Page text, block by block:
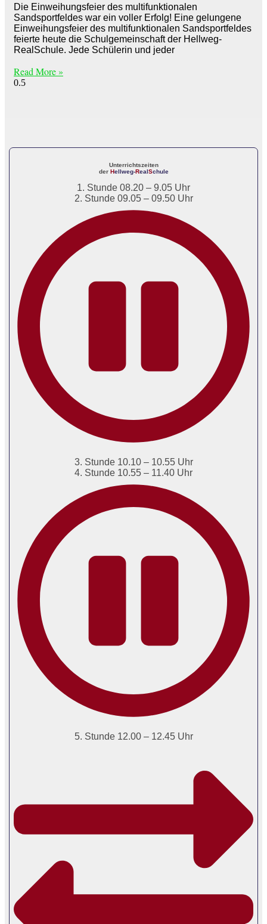
Die Einweihungsfeier des multifunktionalen
Sandsportfeldes war ein voller Erfolg! Eine gelungene
Einweihungsfeier des multifunktionalen Sandsportfeldes
feierte heute die Schulgemeinschaft der Hellweg-
RealSchule. Jede Schülerin und jeder
Read More »
Unterrichtszeiten
der Hellweg-RealSchule
1. Stunde 08.20 – 9.05 Uhr
2. Stunde 09.05 – 09.50 Uhr
3. Stunde 10.10 – 10.55 Uhr
4. Stunde 10.55 – 11.40 Uhr
5. Stunde 12.00 – 12.45 Uhr